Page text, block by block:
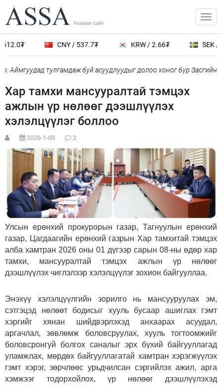
CNY / 537.7₮ KRW / 2.66₮ SEK /
Аймгуудад тулгамдаж буй асуудлуудыг долоо хоног бүр Засгийн
Хар тамхи мансууралтай тэмцэх
ажлын үр нөлөөг дээшлүүлэх
хэлэлцүүлэг боллоо
2026-1-09 2
Улсын ерөнхий прокурорын газар, Тагнуулын ерөнхий
газар, Цагдаагийн ерөнхий газрын Хар тамхитай тэмцэх
алба хамтран 2026 оны 01 дүгээр сарын 08-ны өдөр хар
тамхи, мансууралтай тэмцэх ажлын үр нөлөөг
дээшлүүлэх чиглэлээр хэлэлцүүлэг зохион байгууллаа.
Энэхүү хэлэлцүүлгийн зорилго нь мансууруулах эм,
сэтгэцэд нөлөөт бодисыг хууль бусаар ашиглах гэмт
хэргийг хянан шийдвэрлэхэд анхаарах асуудал,
аргачлал, зөвлөмж боловсруулах, хууль тогтоомжийг
боловсронгуй болгох саналыг эрх бүхий байгууллагад
уламжлах, мөрдөх байгууллагатай хамтран хэрэгжүүлэх
гэмт хэрэг, зөрчлөөс урьдчилсан сэргийлэх ажил, арга
хэмжээг тодорхойлох, үр нөлөөг дээшлүүлэхэд